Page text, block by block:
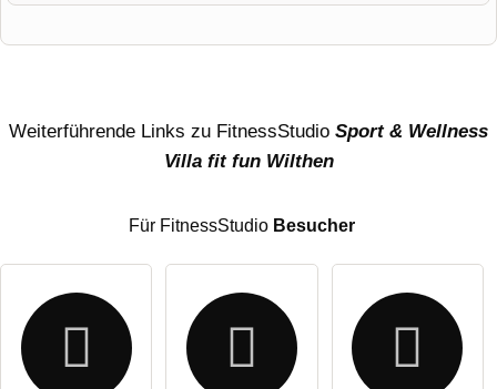
Weiterführende Links zu FitnessStudio Sport & Wellness
Villa fit fun Wilthen
Für FitnessStudio Besucher